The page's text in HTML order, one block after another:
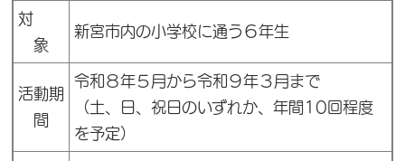
対
象
新宮市内の小学校に通う６年生
活動期
間
令和８年５月から令和９年３月まで
（土、日、祝日のいずれか、年間10回程度
を予定）